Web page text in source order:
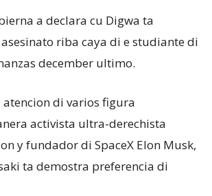
a declara cu Digwa ta
riba caya di e studiante di
december ultimo.
atencion di varios figura
activista ultra-derechista
y fundador di SpaceX Elon Musk,
ta demostra preferencia di